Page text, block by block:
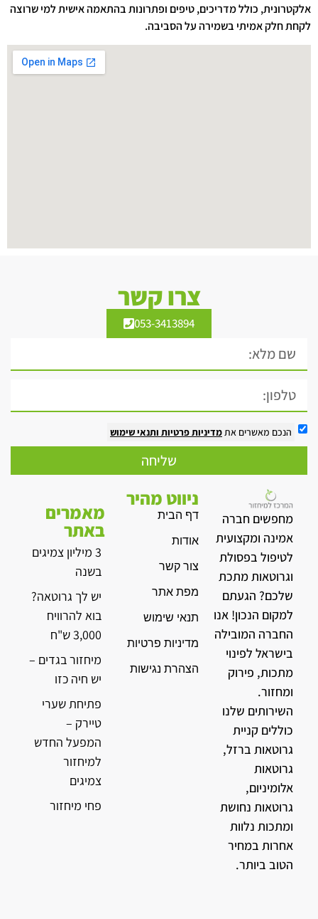
אלקטרונית, כולל מדריכים, טיפים ופתרונות בהתאמה אישית למי שרוצה
לקחת חלק אמיתי בשמירה על הסביבה.
צרו קשר
053-3413894
הנכם מאשרים אתמדיניות פרטיות ותנאי שימוש
שליחה
מחפשים חברה
אמינה ומקצועית
לטיפול בפסולת
וגרוטאות מתכת
שלכם? הגעתם
למקום הנכון! אנו
החברה המובילה
בישראל לפינוי
מתכות, פירוק
ומחזור.
השירותים שלנו
כוללים קניית
גרוטאות ברזל,
גרוטאות
אלומיניום,
גרוטאות נחושת
ומתכות נלוות
אחרות במחיר
הטוב ביותר.
ניווט מהיר
דף הבית
אודות
צור קשר
מפת אתר
תנאי שימוש
מדיניות פרטיות
הצהרת נגישות
מאמרים
באתר
3 מיליון צמיגים
בשנה
יש לך גרוטאה?
בוא להרוויח
3,000 ש"ח
מיחזור בגדים –
יש חיה כזו
פתיחת שערי
טיירק –
המפעל החדש
למיחזור
צמיגים
פחי מיחזור